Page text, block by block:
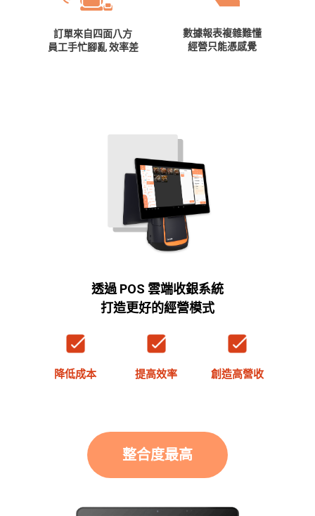
訂單來自四面八方
員工手忙腳亂 效率差
數據報表複雜難懂
經營只能憑感覺
透過 POS 雲端收銀系統
打造更好的經營模式
降低成本 提高效率 創造高營收
整合度最高